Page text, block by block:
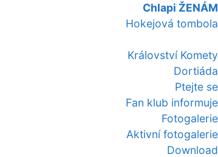
Chlapi ŽENÁM
Hokejová tombola
Království Komety
Dortiáda
Ptejte se
Fan klub informuje
Fotogalerie
Aktivní fotogalerie
Download